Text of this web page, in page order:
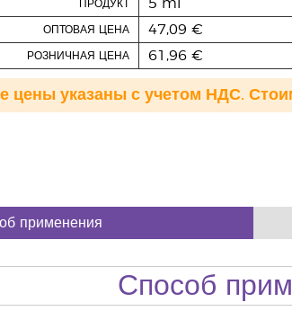
ПРОДУКТ 5 ml
ОПТОВАЯ ЦЕНА 47,09 €
РОЗНИЧНАЯ ЦЕНА 61,96 €
цены указаны с учетом НДС.
применения
Способ